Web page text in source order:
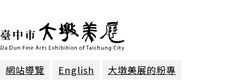
網站導覽 English 大墩美展的粉專